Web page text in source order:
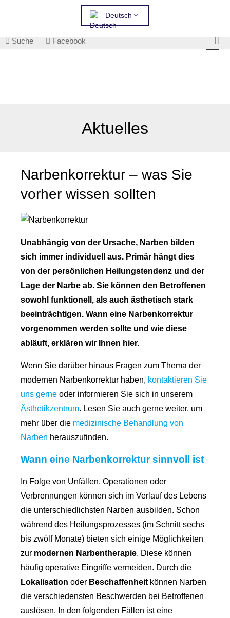
Deutsch
Suche Facebook
Aktuelles
Narbenkorrektur – was Sie
vorher wissen sollten
Unabhängig von der Ursache, Narben bilden
sich immer individuell aus. Primär hängt dies
von der persönlichen Heilungstendenz und der
Lage der Narbe ab. Sie können den Betroffenen
sowohl funktionell, als auch ästhetisch stark
beeinträchtigen. Wann eine Narbenkorrektur
vorgenommen werden sollte und wie diese
abläuft, erklären wir Ihnen hier.
Wenn Sie darüber hinaus Fragen zum Thema der
modernen Narbenkorrektur haben, kontaktieren Sie
uns gerne oder informieren Sie sich in unserem
Ästhetikzentrum. Lesen Sie auch gerne weiter, um
mehr über die medizinische Behandlung von
Narben herauszufinden.
Wann eine Narbenkorrektur sinnvoll ist
In Folge von Unfällen, Operationen oder
Verbrennungen können sich im Verlauf des Lebens
die unterschiedlichsten Narben ausbilden. Schon
während des Heilungsprozesses (im Schnitt sechs
bis zwölf Monate) bieten sich einige Möglichkeiten
zur modernen Narbentherapie. Diese können
häufig operative Eingriffe vermeiden. Durch die
Lokalisation oder Beschaffenheit können Narben
die verschiedensten Beschwerden bei Betroffenen
auslösen. In den folgenden Fällen ist eine